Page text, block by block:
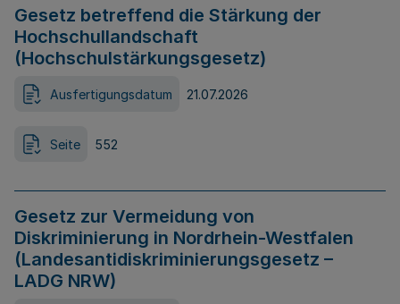
Gesetz betreffend die Stärkung der
Hochschullandschaft
(Hochschulstärkungsgesetz)
Ausfertigungsdatum 21.07.2026
Seite 552
Gesetz zur Vermeidung von
Diskriminierung in Nordrhein-Westfalen
(Landesantidiskriminierungsgesetz –
LADG NRW)